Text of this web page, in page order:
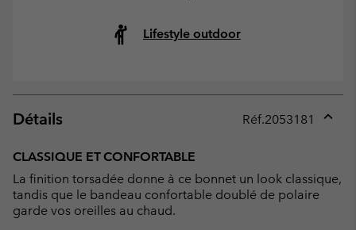
Lifestyle outdoor
Détails Réf.2053181
CLASSIQUE ET CONFORTABLE
La finition torsadée donne à ce bonnet un look classique,
tandis que le bandeau confortable doublé de polaire
garde vos oreilles au chaud.